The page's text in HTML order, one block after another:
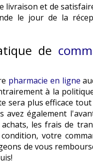
livraison et de
le jour de la
de
pharmacie en ligne
à la
sera plus efficace
avez également
les frais de
votre
de vous